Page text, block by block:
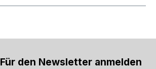
Für den Newsletter anmelden